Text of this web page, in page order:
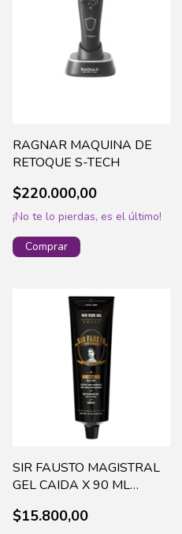
RAGNAR MAQUINA DE
RETOQUE S-TECH
$220.000,00
¡No te lo pierdas, es el último!
SIR FAUSTO MAGISTRAL
GEL CAIDA X 90 ML
$15.800,00